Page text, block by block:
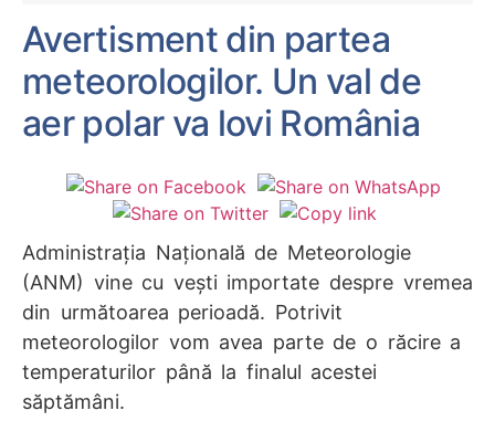
Avertisment din partea
meteorologilor. Un val de
aer polar va lovi România
Administrația Națională de Meteorologie
(ANM) vine cu vești importate despre vremea
din următoarea perioadă. Potrivit
meteorologilor vom avea parte de o răcire a
temperaturilor până la finalul acestei
săptămâni.